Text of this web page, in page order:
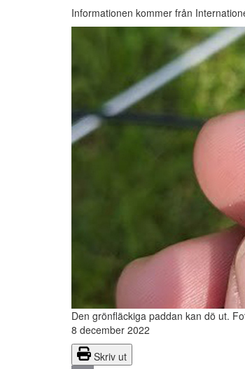
Informationen kommer från
Den grönfläckiga paddan kan dö ut.
8 december 2022
Skriv ut